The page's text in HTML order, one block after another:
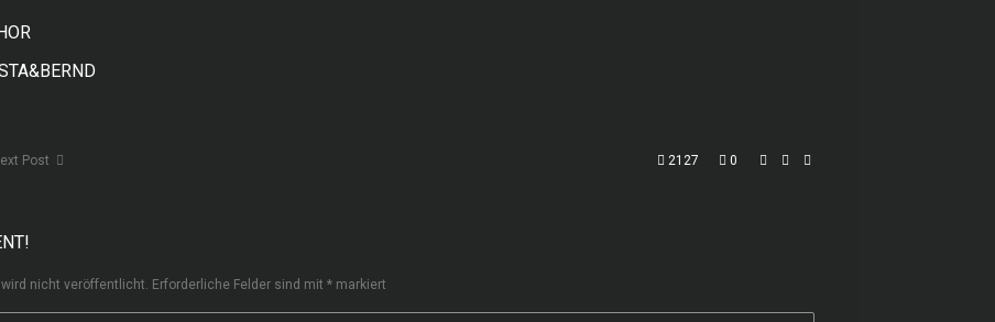
Post 2127 0
nicht veröffentlicht. Erforderliche Felder sind mit * markiert